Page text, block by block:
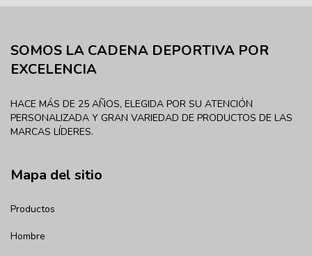
SOMOS LA CADENA DEPORTIVA POR
EXCELENCIA
HACE MÁS DE 25 AÑOS, ELEGIDA POR SU ATENCIÓN
PERSONALIZADA Y GRAN VARIEDAD DE PRODUCTOS DE LAS
MARCAS LÍDERES.
Mapa del sitio
Productos
Hombre